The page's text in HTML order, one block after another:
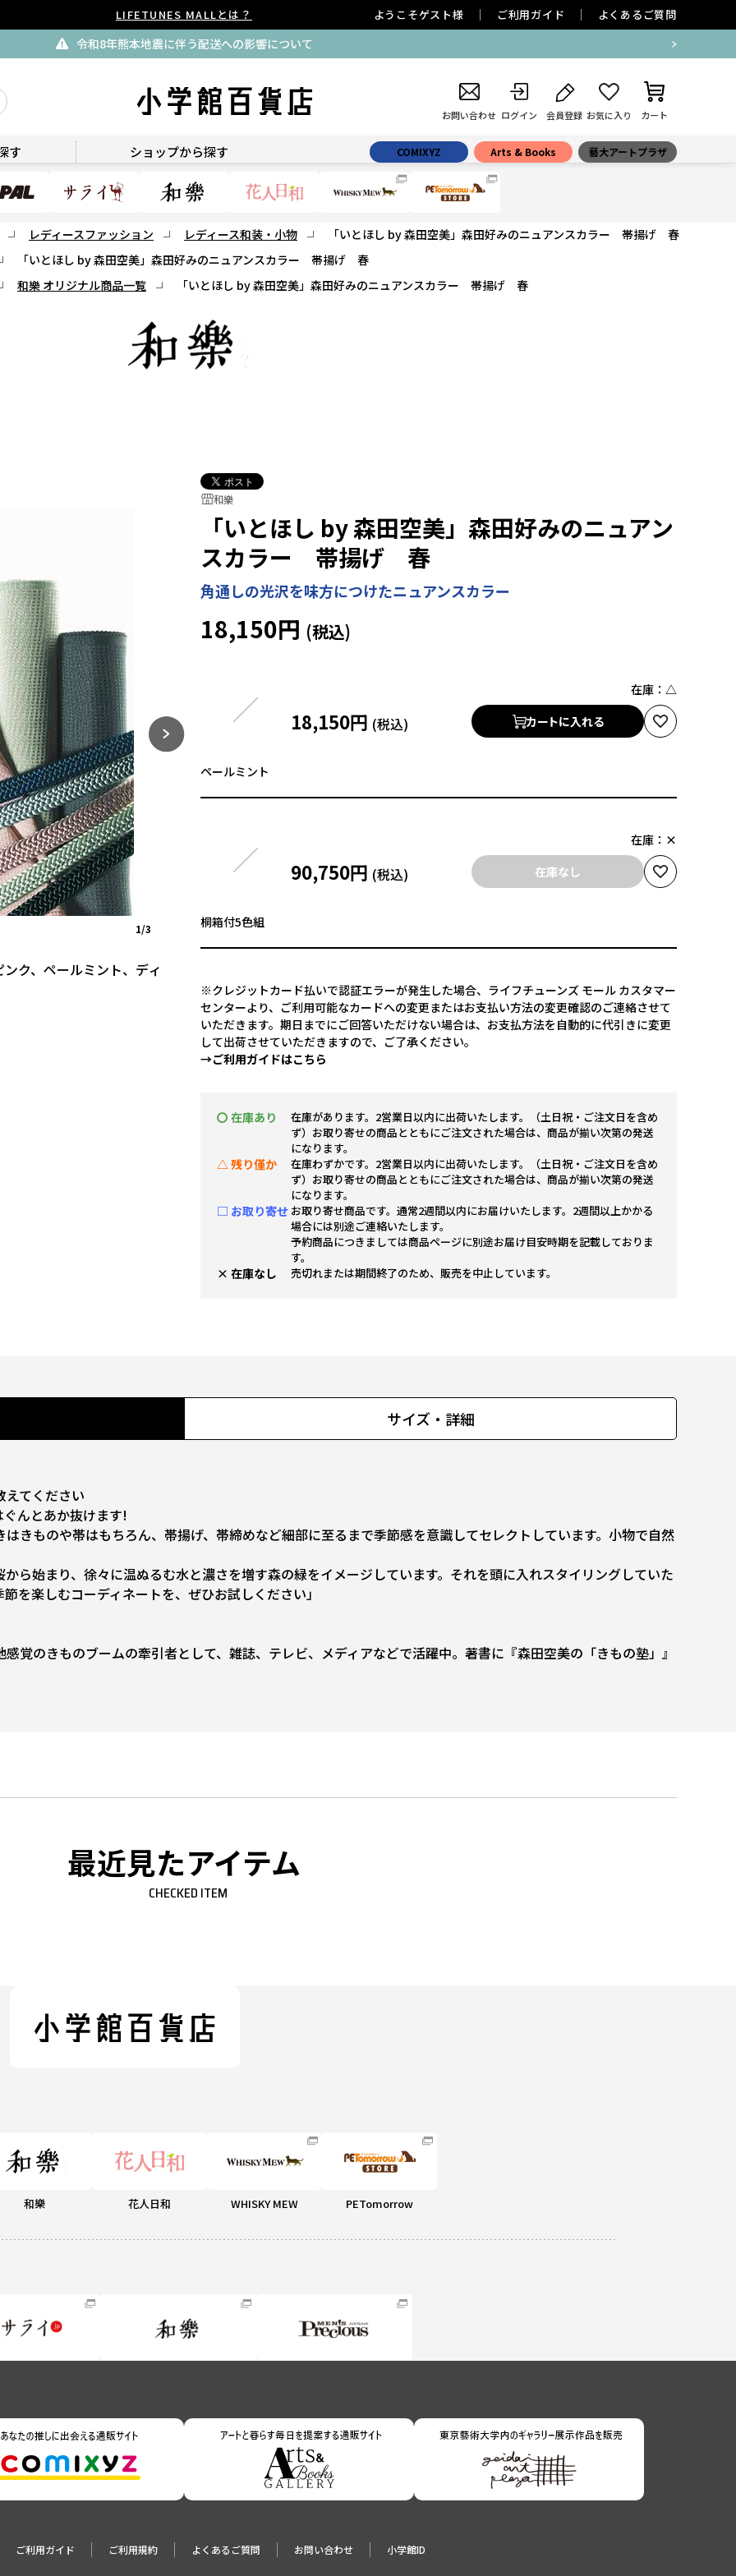
LIFETUNES MALLとは？ ようこそゲスト様 ご利用ガイド よくあるご質問
令和8年熊本地震に伴う配送への影響について
お問い合わせ ログイン 会員登録 お気に入り カート
す ショップから探す COMIXYZ Arts & Books 藝大アートプラザ
レディースファッション レディース和装・小物
「いとほし by 森田空美」森田好みのニュアンスカラー 帯揚げ 春
「いとほし by 森田空美」森田好みのニュアンスカラー 帯揚げ 春
和樂 オリジナル商品一覧
「いとほし by 森田空美」森田好みのニュアンスカラー 帯揚げ 春
和樂
ク、ペールミント、ディ
1/3
和樂
「いとほし by 森田空美」森田好みのニュアン
スカラー 帯揚げ 春
角通しの光沢を味方につけたニュアンスカラー
18,150円
ペールミント
在庫： △
18,150円 カートに入れる
桐箱付5色組
在庫： ×
90,750円 在庫なし
※クレジットカード払いで認証エラーが発生した場合、ライフチューンズ モール カスタマー
センターより、ご利用可能なカードへの変更またはお支払い方法の変更確認のご連絡させて
いただきます。期日までにご回答いただけない場合は、お支払方法を自動的に代引きに変更
して出荷させていただきますので、ご了承ください。
→ご利用ガイドはこちら
〇 在庫あり
在庫があります。2営業日以内に出荷いたします。（土日祝・ご注文日を含め
ず）お取り寄せの商品とともにご注文された場合は、商品が揃い次第の発送
になります。
△ 残り僅か
在庫わずかです。2営業日以内に出荷いたします。（土日祝・ご注文日を含め
ず）お取り寄せの商品とともにご注文された場合は、商品が揃い次第の発送
になります。
□ お取り寄せ お取り寄せ商品です。通常2週間以内にお届けいたします。2週間以上かかる
場合には別途ご連絡いたします。
予約商品につきましては商品ページに別途お届け目安時期を記載しておりま
す。
× 在庫なし 売切れまたは期間終了のため、販売を中止しています。
サイズ・詳細
えてください
んとあか抜けます!
きものや帯はもちろん、帯揚げ、帯締めなど細部に至るまで季節感を意識してセレクトしています。小物で自然
ら始まり、徐々に温ぬるむ水と濃さを増す森の緑をイメージしています。それを頭に入れスタイリングしていた
を楽しむコーディネートを、ぜひお試しください」
覚のきものブームの牽引者として、雑誌、テレビ、メディアなどで活躍中。著書に『森田空美の「きもの塾」』
最近見たアイテム
CHECKED ITEM
和樂 花人日和 WHISKY MEW PETomorrow
ご利用ガイド ご利用規約 よくあるご質問 お問い合わせ 小学館ID